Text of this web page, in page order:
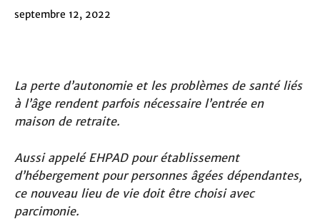
septembre 12, 2022
La perte d’autonomie et les problèmes de santé liés
à l’âge rendent parfois nécessaire l’entrée en
maison de retraite.
Aussi appelé EHPAD pour établissement
d’hébergement pour personnes âgées dépendantes,
ce nouveau lieu de vie doit être choisi avec
parcimonie.